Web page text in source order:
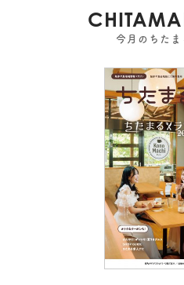
今月のちたま